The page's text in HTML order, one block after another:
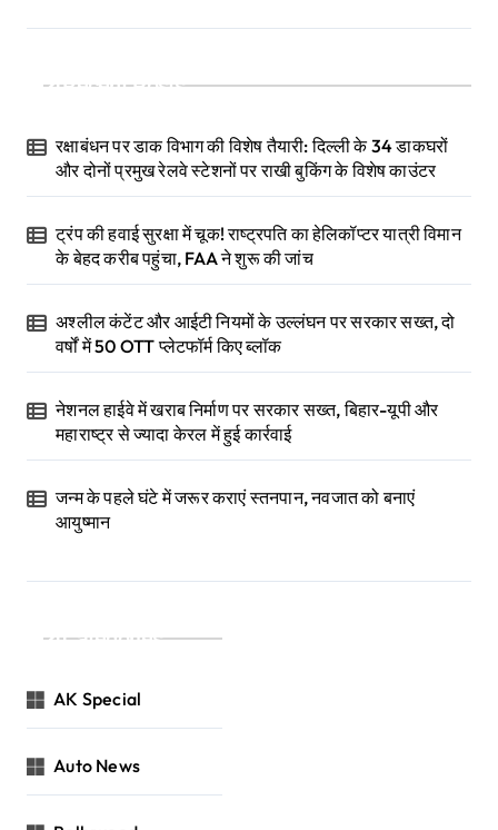
Recent Posts
रक्षाबंधन पर डाक विभाग की विशेष तैयारी: दिल्ली के 34 डाकघरों
और दोनों प्रमुख रेलवे स्टेशनों पर राखी बुकिंग के विशेष काउंटर
ट्रंप की हवाई सुरक्षा में चूक! राष्ट्रपति का हेलिकॉप्टर यात्री विमान
के बेहद करीब पहुंचा, FAA ने शुरू की जांच
अश्लील कंटेंट और आईटी नियमों के उल्लंघन पर सरकार सख्त, दो
वर्षों में 50 OTT प्लेटफॉर्म किए ब्लॉक
नेशनल हाईवे में खराब निर्माण पर सरकार सख्त, बिहार-यूपी और
महाराष्ट्र से ज्यादा केरल में हुई कार्रवाई
जन्म के पहले घंटे में जरूर कराएं स्तनपान, नवजात को बनाएं
आयुष्मान
Categories
AK Special
Auto News